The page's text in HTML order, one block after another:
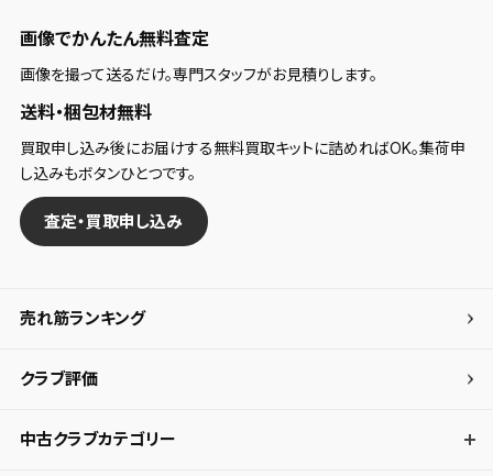
画像でかんたん無料査定
画像を撮って送るだけ。専門スタッフがお見積りします。
送料・梱包材無料
買取申し込み後にお届けする無料買取キットに詰めればOK。集荷申
し込みもボタンひとつです。
査定・買取申し込み
売れ筋ランキング
クラブ評価
中古クラブカテゴリー